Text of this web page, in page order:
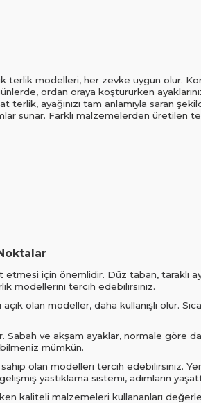
terlik modelleri, her zevke uygun olur.
ordan oraya koştururken
ayağınızı tam anlamıyla saran
sunar. Farklı malzemelerden üretilen
etmesi için önemlidir. Düz taban, taraklı
modellerini tercih edebilirsiniz.
olan modeller, daha kullanışlı olur.
ve akşam ayaklar, normale göre
mümkün.
olan modelleri tercih edebilirsiniz.
yastıklama sistemi, adımların
kaliteli malzemeleri kullananları